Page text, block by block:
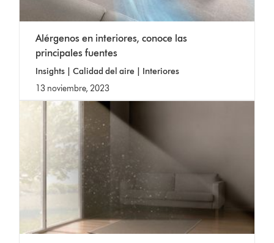
Alérgenos en interiores, conoce las
principales fuentes
Insights | Calidad del aire | Interiores
13 noviembre, 2023